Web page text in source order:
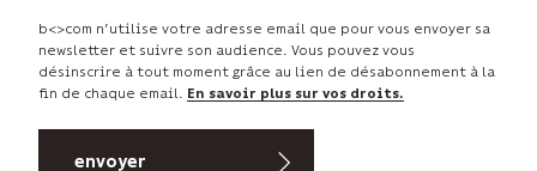
b<>com n’utilise votre adresse email que pour vous envoyer sa
newsletter et suivre son audience. Vous pouvez vous
désinscrire à tout moment grâce au lien de désabonnement à la
fin de chaque email.
En savoir plus sur vos droits.